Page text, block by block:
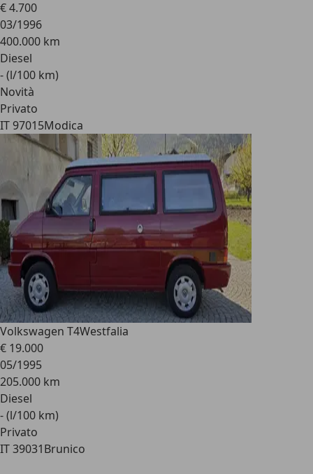
€ 4.700
03/1996
400.000 km
Diesel
- (l/100 km)
Novità
Privato
IT 97015Modica
Volkswagen T4Westfalia
€ 19.000
05/1995
205.000 km
Diesel
- (l/100 km)
Privato
IT 39031Brunico